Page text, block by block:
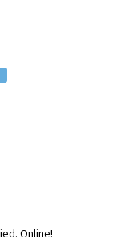
Online!